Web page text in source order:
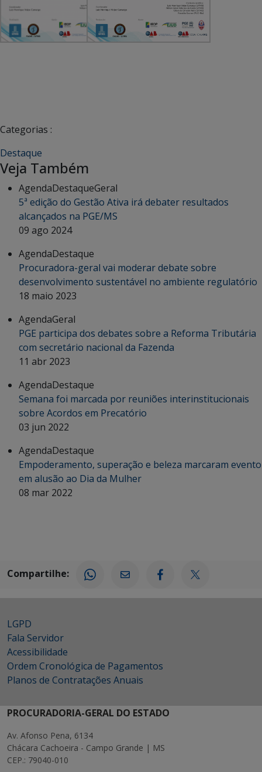
Categorias :
Destaque
Veja Também
AgendaDestaqueGeral
5ª edição do Gestão Ativa irá debater resultados
alcançados na PGE/MS
09 ago 2024
AgendaDestaque
Procuradora-geral vai moderar debate sobre
desenvolvimento sustentável no ambiente regulatório
18 maio 2023
AgendaGeral
PGE participa dos debates sobre a Reforma Tributária
com secretário nacional da Fazenda
11 abr 2023
AgendaDestaque
Semana foi marcada por reuniões interinstitucionais
sobre Acordos em Precatório
03 jun 2022
AgendaDestaque
Empoderamento, superação e beleza marcaram evento
em alusão ao Dia da Mulher
08 mar 2022
Compartilhe:
LGPD
Fala Servidor
Acessibilidade
Ordem Cronológica de Pagamentos
Planos de Contratações Anuais
PROCURADORIA-GERAL DO ESTADO
Av. Afonso Pena, 6134
Chácara Cachoeira - Campo Grande | MS
CEP.: 79040-010